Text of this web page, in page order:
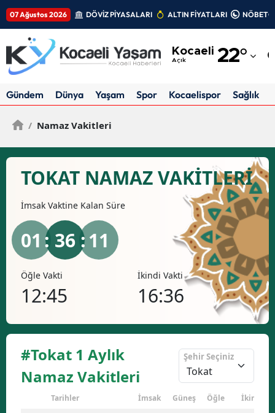
07 Ağustos 2026 DÖVİZ PİYASALARI ALTIN FİYATLARI
Kocaeli
Açık 22°
Adıyaman
Antalya
Artvin
Aydın
Balıkesir
Bilecik
Bolu
Gündem Dünya Yaşam Spor Kocaelispor Sağlık
/ Namaz Vakitleri
TOKAT NAMAZ VAKİTLERİ
İmsak Vaktine Kalan Süre
01 : 36 :10
Öğle Vakti
12:45
İkindi Vakti
16:36
#Tokat 1 Aylık
Namaz Vakitleri
Şehir Seçiniz
Tarihler İmsak Güneş Öğle İkindi